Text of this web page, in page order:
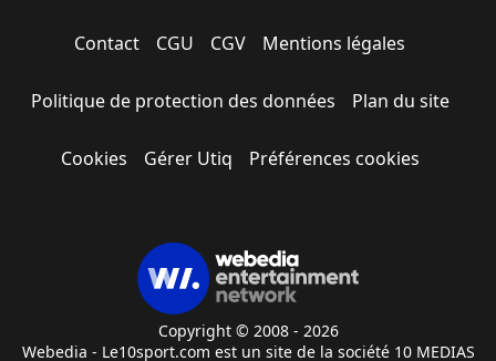
Contact CGU CGV Mentions légales
Politique de protection des données Plan du site
Cookies Gérer Utiq Préférences cookies
Copyright © 2008 - 2026
Webedia - Le10sport.com est un site de la société 10 MEDIAS